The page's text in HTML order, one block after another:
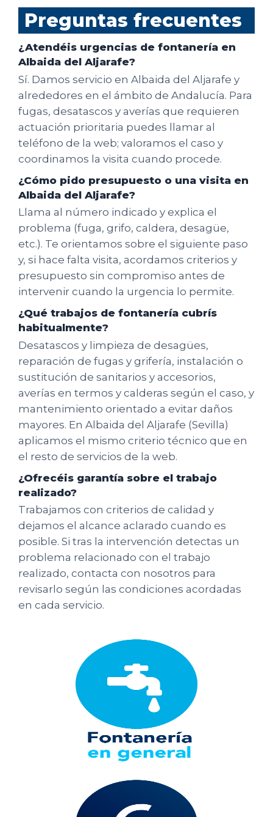
Preguntas frecuentes
¿Atendéis urgencias de fontanería en
Albaida del Aljarafe?
Sí. Damos servicio en Albaida del Aljarafe y
alrededores en el ámbito de Andalucía. Para
fugas, desatascos y averías que requieren
actuación prioritaria puedes llamar al
teléfono de la web; valoramos el caso y
coordinamos la visita cuando procede.
¿Cómo pido presupuesto o una visita en
Albaida del Aljarafe?
Llama al número indicado y explica el
problema (fuga, grifo, caldera, desagüe,
etc.). Te orientamos sobre el siguiente paso
y, si hace falta visita, acordamos criterios y
presupuesto sin compromiso antes de
intervenir cuando la urgencia lo permite.
¿Qué trabajos de fontanería cubrís
habitualmente?
Desatascos y limpieza de desagües,
reparación de fugas y grifería, instalación o
sustitución de sanitarios y accesorios,
averías en termos y calderas según el caso, y
mantenimiento orientado a evitar daños
mayores. En Albaida del Aljarafe (Sevilla)
aplicamos el mismo criterio técnico que en
el resto de servicios de la web.
¿Ofrecéis garantía sobre el trabajo
realizado?
Trabajamos con criterios de calidad y
dejamos el alcance aclarado cuando es
posible. Si tras la intervención detectas un
problema relacionado con el trabajo
realizado, contacta con nosotros para
revisarlo según las condiciones acordadas
en cada servicio.